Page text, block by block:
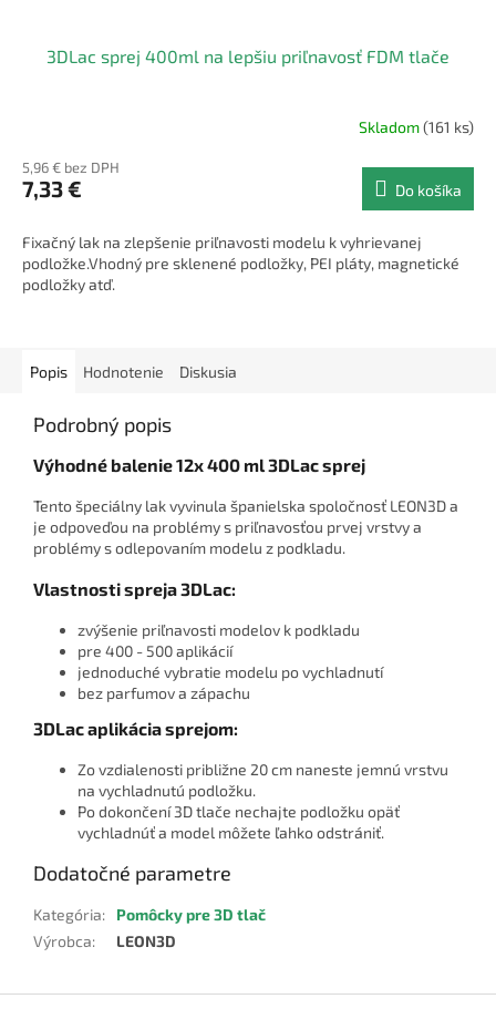
3DLac sprej 400ml na lepšiu priľnavosť FDM tlače
Skladom(161 ks)
5,96 € bez DPH
7,33 € Do košíka
Fixačný lak na zlepšenie priľnavosti modelu k vyhrievanej
podložke.Vhodný pre sklenené podložky, PEI pláty, magnetické
podložky atď.
Popis Hodnotenie Diskusia
Podrobný popis
Výhodné balenie 12x 400 ml 3DLac sprej
Tento špeciálny lak vyvinula španielska spoločnosť LEON3D a
je odpoveďou na problémy s priľnavosťou prvej vrstvy a
problémy s odlepovaním modelu z podkladu.
Vlastnosti spreja 3DLac:
zvýšenie priľnavosti modelov k podkladu
pre 400 - 500 aplikácií
jednoduché vybratie modelu po vychladnutí
bez parfumov a zápachu
3DLac aplikácia sprejom:
Zo vzdialenosti približne 20 cm naneste jemnú vrstvu
na vychladnutú podložku.
Po dokončení 3D tlače nechajte podložku opäť
vychladnúť a model môžete ľahko odstrániť.
Dodatočné parametre
Kategória:
Pomôcky pre 3D tlač
Výrobca: LEON3D